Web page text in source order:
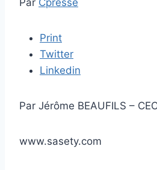
Par Cpresse
Print
Twitter
Linkedin
Par Jérôme BEAUFILS –
www.sasety.com